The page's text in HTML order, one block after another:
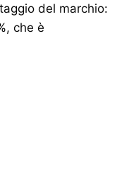
del marchio:
che è